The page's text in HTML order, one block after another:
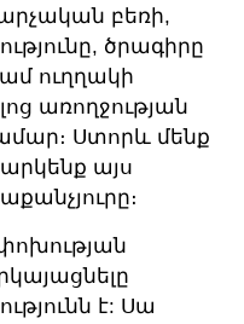
բեռի,
ծրագիրը
ուղղակի
առողջության
Ստորև մենք
այս
է: Սա